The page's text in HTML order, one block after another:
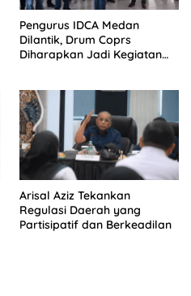
Pengurus IDCA Medan
Dilantik, Drum Coprs
Diharapkan Jadi Kegiatan
Arisal Aziz Tekankan
Regulasi Daerah yang
Partisipatif dan Berkeadilan